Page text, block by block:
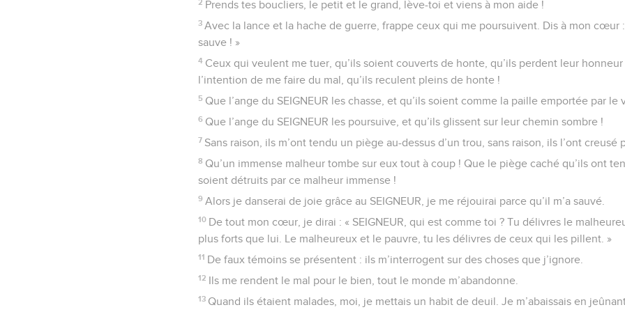
2 Prends tes boucliers, le petit et le grand, lève-toi et viens à mon aide !
3 Avec la lance et la hache de guerre, frappe ceux qui me poursuivent. Dis à mon cœur :
sauve ! »
4 Ceux qui veulent me tuer, qu’ils soient couverts de honte, qu’ils perdent leur
l’intention de me faire du mal, qu’ils reculent pleins de honte !
5 Que l’ange du SEIGNEUR les chasse, et qu’ils soient comme la paille emportée par le
6 Que l’ange du SEIGNEUR les poursuive, et qu’ils glissent sur leur chemin sombre !
7 Sans raison, ils m’ont tendu un piège au-dessus d’un trou, sans raison, ils l’ont creusé
8 Qu’un immense malheur tombe sur eux tout à coup ! Que le piège caché qu’ils ont
soient détruits par ce malheur immense !
9 Alors je danserai de joie grâce au SEIGNEUR, je me réjouirai parce qu’il m’a sauvé.
10 De tout mon cœur, je dirai : « SEIGNEUR, qui est comme toi ? Tu délivres le
plus forts que lui. Le malheureux et le pauvre, tu les délivres de ceux qui les pillent. »
11 De faux témoins se présentent : ils m’interrogent sur des choses que j’ignore.
12 Ils me rendent le mal pour le bien, tout le monde m’abandonne.
13 Quand ils étaient malades, moi, je mettais un habit de deuil. Je m’abaissais en